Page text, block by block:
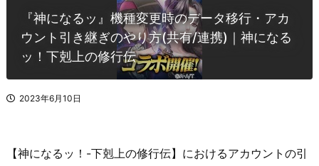
『神になるッ』機種変更時のデータ移行・アカ
ウント引き継ぎのやり方(共有/連携)｜神になる
ッ！下剋上の修行伝
2023年6月10日
【神になるッ！-下剋上の修行伝】におけるアカウントの引